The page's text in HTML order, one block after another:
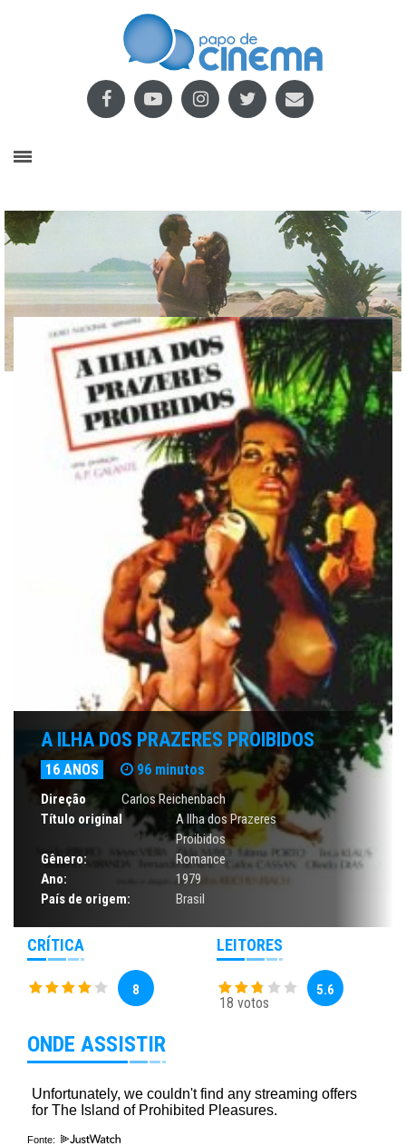
A ILHA DOS PRAZERES PROIBIDOS
16 ANOS 96 minutos
Direção
Carlos Reichenbach
Título original
A Ilha dos Prazeres
Proibidos
Gênero:
Romance
Ano:
1979
País de origem:
Brasil
CRÍTICA
8
LEITORES
18 votos
5.6
ONDE ASSISTIR
Fonte: